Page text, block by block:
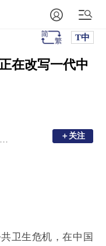
T中
在改写一代中
由饶毅、鲁白、谢宇三位学者创办的移动新媒体平台，现任主编为周忠和、毛淑德、夏志宏。 ＋关注
＋关注
卫生危机，在中国